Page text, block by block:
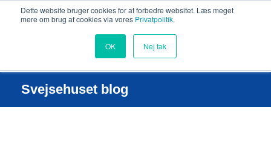
Dette website bruger cookies for at forbedre websitet. Læs meget
mere om brug af cookies via vores Privatpolitik.
OK Nej tak
Svejsehuset blog